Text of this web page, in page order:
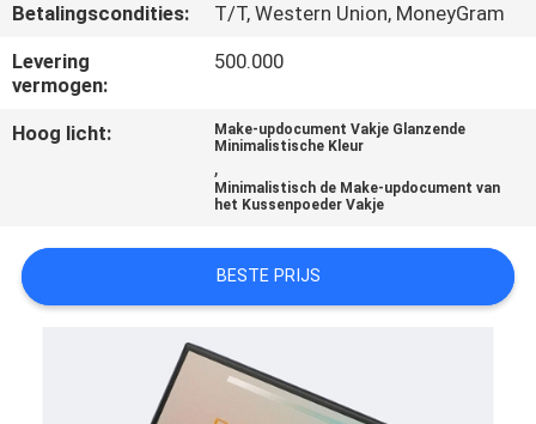
NIEUWS
VRAAG
EEN
SITEMAP
PRIVACYBELEID
Betalingscondities:
T/T, Western Union, MoneyGram
Levering
vermogen:
500.000
Hoog licht:
Make-updocument Vakje Glanzende
Minimalistische Kleur
,
Minimalistisch de Make-updocument van
het Kussenpoeder Vakje
BESTE PRIJS